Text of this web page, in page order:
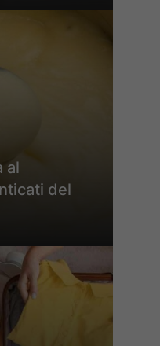
al
del